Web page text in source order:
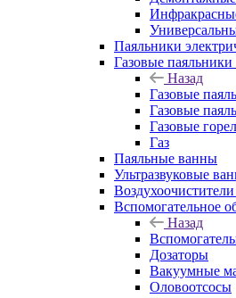
Паяльники
Газовые паяльники
Назад
Газовые
Газовые
Газовые
Газ
Паяльные ванны
Ультразвуковые
Вспомогательное
Назад
Дозаторы
Вакуумные
Оловоотсосы